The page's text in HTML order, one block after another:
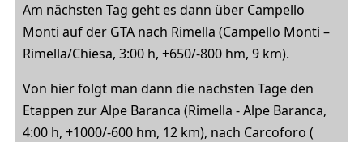
Am nächsten Tag geht es dann über Campello
Monti auf der GTA nach Rimella (Campello Monti –
Rimella/Chiesa, 3:00 h, +650/-800 hm, 9 km).
Von hier folgt man dann die nächsten Tage den
Etappen zur Alpe Baranca (Rimella - Alpe Baranca,
4:00 h, +1000/-600 hm, 12 km), nach Carcoforo (